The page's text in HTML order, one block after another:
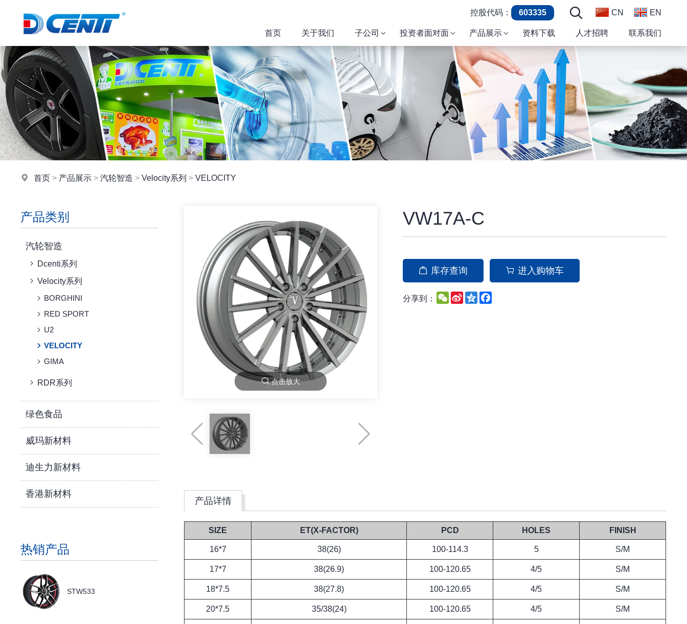
首页 关于我们 子公司 投资者面对面 产品展示 资料下载 人才招聘 联系我们
控股代码： 603335 CN EN
首页 > 产品展示 >汽轮智造 >Velocity系列 >VELOCITY
产品类别
汽轮智造
Dcenti系列
Velocity系列
BORGHINI
RED SPORT
U2
VELOCITY
GIMA
RDR系列
绿色食品
威玛新材料
迪生力新材料
香港新材料
热销产品
STW533
点击放大
VW17A-C
库存查询 进入购物车
分享到： WeChat
Sina
Weibo
QzoneFacebook
产品详情
SIZE ET(X-FACTOR) PCD HOLES FINISH
16*7 38(26) 100-114.3 5 S/M
17*7 38(26.9) 100-120.65 4/5 S/M
18*7.5 38(27.8) 100-120.65 4/5 S/M
20*7.5 35/38(24) 100-120.65 4/5 S/M